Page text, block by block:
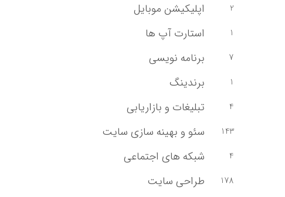
2 اپلیکیشن موبایل
1 استارت آپ ها
7 برنامه نویسی
1 برندینگ
4 تبلیغات و بازاریابی
143 سئو و بهینه سازی سایت
4 شبکه های اجتماعی
178 طراحی سایت